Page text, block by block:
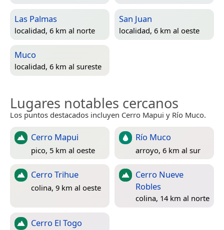
Las Palmas
localidad, 6 km al norte
San Juan
localidad, 6 km al oeste
Muco
localidad, 6 km al sureste
Lugares notables cercanos
Los puntos destacados incluyen Cerro Mapui y Río Muco.
Cerro Mapui
pico, 5 km al oeste
Río Muco
arroyo, 6 km al sur
Cerro Trihue
colina, 9 km al oeste
Cerro Nueve
Robles
colina, 14 km al norte
Cerro El Togo